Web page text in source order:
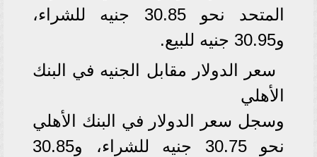
المتحد نحو 30.85 جنيه للشراء،
و30.95 جنيه للبيع.
سعر الدولار مقابل الجنيه في البنك
الأهلي
وسجل سعر الدولار في البنك الأهلي
نحو 30.75 جنيه للشراء، و30.85